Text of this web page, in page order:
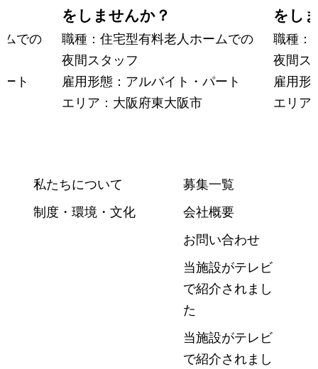
ムでの
ト
をしませんか？
職種：住宅型有料老人ホームでの
夜間スタッフ
雇用形態：アルバイト・パート
エリア：大阪府東大阪市
をし
職種：
夜間ス
雇用形
エリア
私たちについて
制度・環境・文化
募集一覧
会社概要
お問い合わせ
当施設がテレビ
で紹介されまし
た
当施設がテレビ
で紹介されまし